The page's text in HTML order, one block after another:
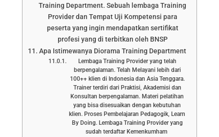
Training Department. Sebuah lembaga Training
Provider dan Tempat Uji Kompetensi para
peserta yang ingin mendapatkan sertifikat
profesi yang di terbitkan oleh BNSP
Apa Istimewanya Diorama Training Department
Lembaga Training Provider yang telah
berpengalaman. Telah Melayani lebih dari
100++ klien di Indonesia dan Asia Tenggara.
Trainer terdiri dari Praktisi, Akademisi dan
Konsultan berpengalaman. Materi pelatihan
yang bisa disesuaikan dengan kebutuhan
klien. Proses Pembelajaran Pedagogik, Learn
By Doing. Lembaga Training Provider yang
sudah terdaftar Kemenkumham